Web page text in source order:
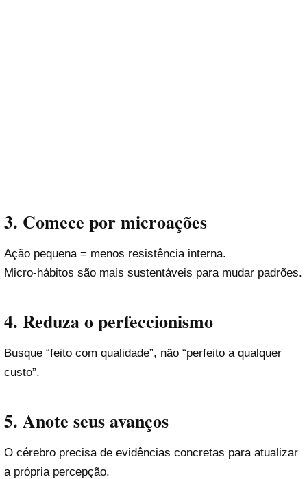
3. Comece por microações
Ação pequena = menos resistência interna.
Micro-hábitos são mais sustentáveis para mudar padrões.
4. Reduza o perfeccionismo
Busque “feito com qualidade”, não “perfeito a qualquer
custo”.
5. Anote seus avanços
O cérebro precisa de evidências concretas para atualizar
a própria percepção.